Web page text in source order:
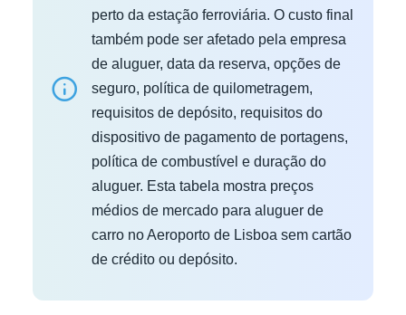
perto da estação ferroviária. O custo final
também pode ser afetado pela empresa
de aluguer, data da reserva, opções de
seguro, política de quilometragem,
requisitos de depósito, requisitos do
dispositivo de pagamento de portagens,
política de combustível e duração do
aluguer. Esta tabela mostra preços
médios de mercado para aluguer de
carro no Aeroporto de Lisboa sem cartão
de crédito ou depósito.